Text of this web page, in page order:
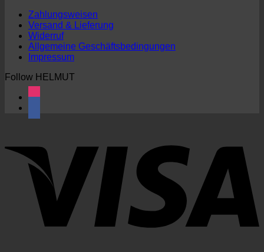
Zahlungsweisen
Versand & Lieferung
Widerruf
Allgemeine Geschäftsbedingungen
Impressum
Follow HELMUT
instagram